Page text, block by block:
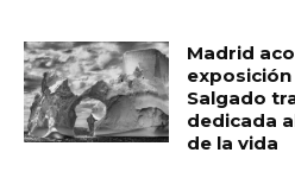
Madrid
Salgado
dedicada
de la vida